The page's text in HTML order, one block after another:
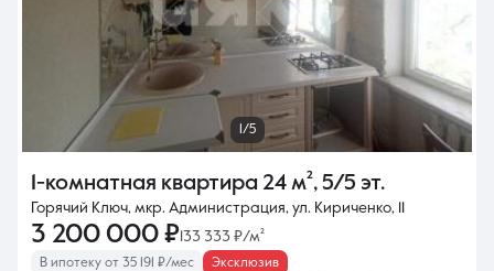
1/5
1-комнатная квартира 24 м², 5/5 эт.
Горячий Ключ, мкр. Администрация, ул. Кириченко, 11
3 200 000 ₽133 333 ₽/м²
В ипотеку от 35 191 ₽/мес Эксклюзив